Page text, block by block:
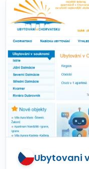
Ubytovani